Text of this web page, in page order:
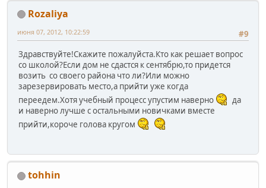
Rozaliya
#9
июня 07, 2012, 10:22:59
Здравствуйте!Скажите пожалуйста.Кто как решает вопрос
со школой?Если дом не сдастся к сентябрю,то придется
возить со своего района что ли?Или можно
зарезервировать место,а прийти уже когда
переедем.Хотя учебный процесс упустим наверно
да
и наверно лучше с остальными новичками вместе
прийти,короче голова кругом
tohhin